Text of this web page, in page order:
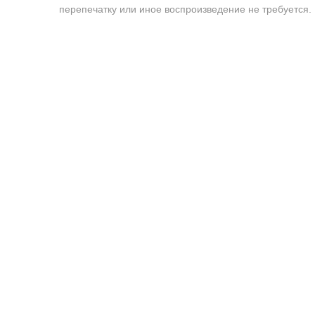
перепечатку или иное воспроизведение не требуется.